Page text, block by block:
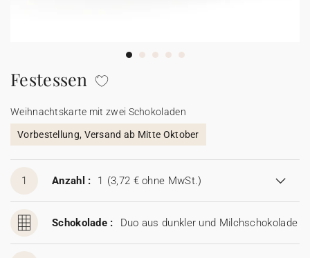
Aufkleber
Festessen
Weihnachtskarte mit zwei Schokoladen
Vorbestellung, Versand ab Mitte Oktober
1 Anzahl : 1 (3,72 € ohne MwSt.)
Schokolade : Duo aus dunkler und Milchschokolade